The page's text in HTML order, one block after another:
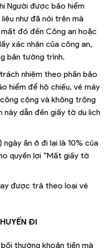
Người được bảo hiểm
như đã nói trên mà
đó đến Công an hoặc
xác nhận của công an,
bản tường trình.
nhiệm theo phần bảo
hiểm để hộ chiếu, vé máy
cộng và không trông
dẫn đến giấy tờ du lich
ăn ở đi lại là 10% của
quyền lợi “Mất giấy tờ
được trả theo loại vé
ĐI
thường khoản tiền mà